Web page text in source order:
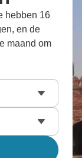
hebben 16
en de
maand om